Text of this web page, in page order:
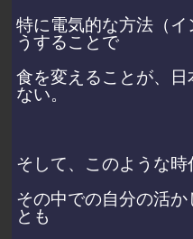
特に電気的な方法（
うすることで
食を変えることが、
ない。
そして、このような時
その中での自分の活
とも